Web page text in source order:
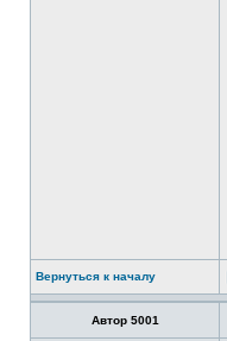
Вернуться к началу
Автор 5001